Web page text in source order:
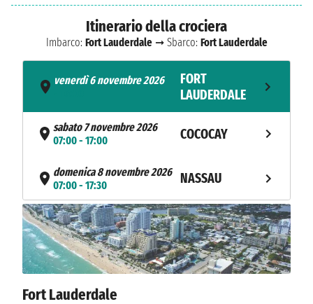
Itinerario della crociera
Imbarco: Fort Lauderdale➞ Sbarco: Fort Lauderdale
venerdì 6 novembre 2026
FORT
LAUDERDALE
sabato 7 novembre 2026
07:00 - 17:00
COCOCAY
domenica 8 novembre 2026
07:00 - 17:30
NASSAU
lunedì 9 novembre 2026
06:00
FORT
LAUDERDALE
Fort Lauderdale